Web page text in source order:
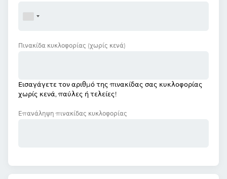
Πινακίδα κυκλοφορίας (χωρίς κενά)
Εισαγάγετε τον αριθμό της πινακίδας σας κυκλοφορίας
χωρίς κενά, παύλες ή τελείες!
Επανάληψη πινακίδας κυκλοφορίας